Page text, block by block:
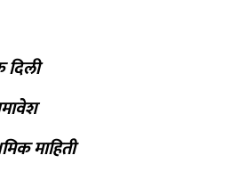
दिली
माहिती